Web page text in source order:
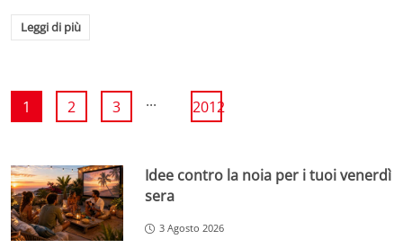
Leggi di più
1 2 3 ... 2012
Idee contro la noia per i tuoi venerdì
sera
3 Agosto 2026